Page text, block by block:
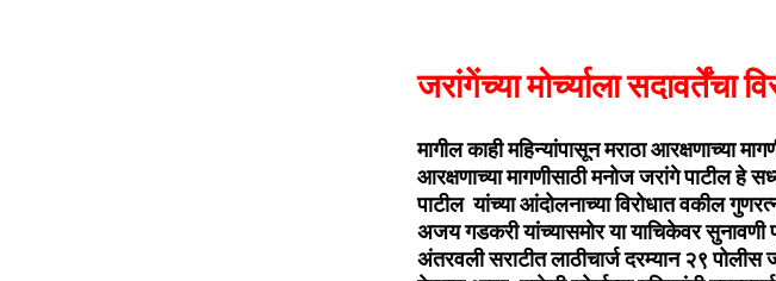
जरांगेंच्या मोर्च्याला सदावर्तेंचा
मागील काही महिन्यांपासून मराठा आरक्षणाच्या
आरक्षणाच्या मागणीसाठी मनोज जरांगे पाटील हे
पाटील यांच्या आंदोलनाच्या विरोधात वकील
अजय गडकरी यांच्यासमोर या याचिकेवर सुनावणी
अंतरवली सराटीत लाठीचार्ज दरम्यान २९ पोलीस